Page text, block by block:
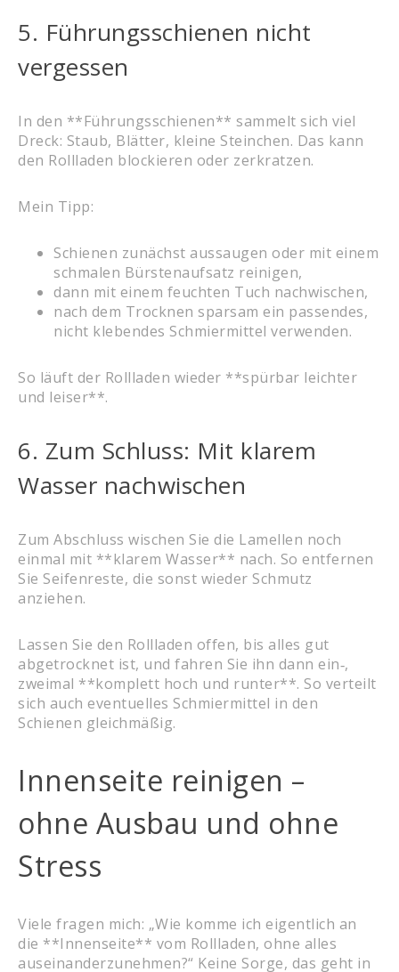
5. Führungsschienen nicht
vergessen
In den **Führungsschienen** sammelt sich viel
Dreck: Staub, Blätter, kleine Steinchen. Das kann
den Rollladen blockieren oder zerkratzen.
Mein Tipp:
Schienen zunächst aussaugen oder mit einem
schmalen Bürstenaufsatz reinigen,
dann mit einem feuchten Tuch nachwischen,
nach dem Trocknen sparsam ein passendes,
nicht klebendes Schmiermittel verwenden.
So läuft der Rollladen wieder **spürbar leichter
und leiser**.
6. Zum Schluss: Mit klarem
Wasser nachwischen
Zum Abschluss wischen Sie die Lamellen noch
einmal mit **klarem Wasser** nach. So entfernen
Sie Seifenreste, die sonst wieder Schmutz
anziehen.
Lassen Sie den Rollladen offen, bis alles gut
abgetrocknet ist, und fahren Sie ihn dann ein‑,
zweimal **komplett hoch und runter**. So verteilt
sich auch eventuelles Schmiermittel in den
Schienen gleichmäßig.
Innenseite reinigen –
ohne Ausbau und ohne
Stress
Viele fragen mich: „Wie komme ich eigentlich an
die **Innenseite** vom Rollladen, ohne alles
auseinanderzunehmen?“ Keine Sorge, das geht in